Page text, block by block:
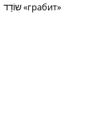
שוֹדֵד«грабит»